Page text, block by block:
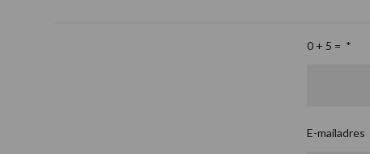
0 + 5 = *
E-mailadres